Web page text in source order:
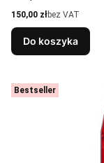
Cena
150,00 złbez VAT
Do koszyka
Bestseller